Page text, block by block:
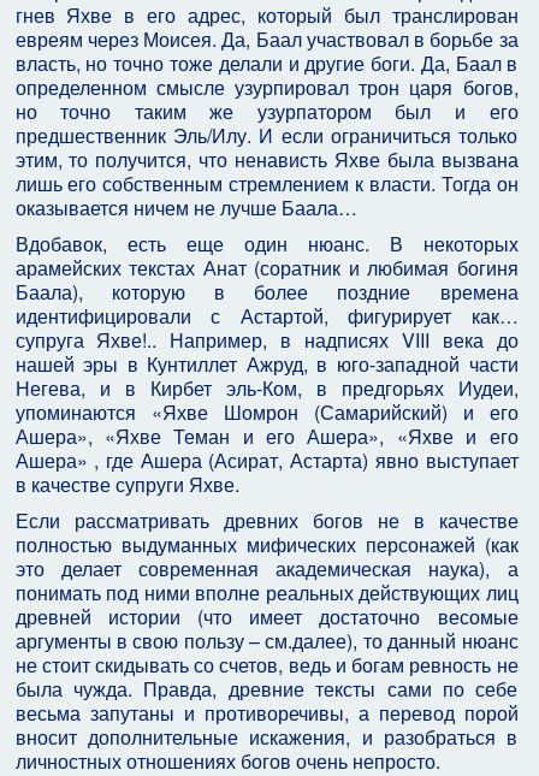
гнев Яхве в его адрес, который был транслирован
евреям через Моисея. Да, Баал участвовал в борьбе за
власть, но точно тоже делали и другие боги. Да, Баал в
определенном смысле узурпировал трон царя богов,
но точно таким же узурпатором был и его
предшественник Эль/Илу. И если ограничиться только
этим, то получится, что ненависть Яхве была вызвана
лишь его собственным стремлением к власти. Тогда он
оказывается ничем не лучше Баала…
Вдобавок, есть еще один нюанс. В некоторых
арамейских текстах Анат (соратник и любимая богиня
Баала), которую в более поздние времена
идентифицировали с Астартой, фигурирует как…
супруга Яхве!.. Например, в надписях VIII века до
нашей эры в Кунтиллет Ажруд, в юго-западной части
Негева, и в Кирбет эль-Ком, в предгорьях Иудеи,
упоминаются «Яхве Шомрон (Самарийский) и его
Ашера», «Яхве Теман и его Ашера», «Яхве и его
Ашера» , где Ашера (Асират, Астарта) явно выступает
в качестве супруги Яхве.
Если рассматривать древних богов не в качестве
полностью выдуманных мифических персонажей (как
это делает современная академическая наука), а
понимать под ними вполне реальных действующих лиц
древней истории (что имеет достаточно весомые
аргументы в свою пользу – см.далее), то данный нюанс
не стоит скидывать со счетов, ведь и богам ревность не
была чужда. Правда, древние тексты сами по себе
весьма запутаны и противоречивы, а перевод порой
вносит дополнительные искажения, и разобраться в
личностных отношениях богов очень непросто.